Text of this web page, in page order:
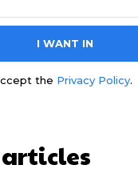
I WANT IN
the Privacy Policy.